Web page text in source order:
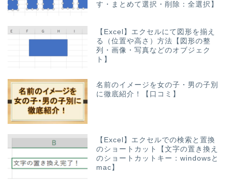
す・まとめて選択・削除：全選択】
【Excel】エクセルにて図形を揃え
る（位置や高さ）方法【図形の整
列・画像・写真などのオブジェク
ト】
名前のイメージを女の子・男の子別
に徹底紹介！【口コミ】
【Excel】エクセルでの検索と置換
のショートカット【文字の置き換え
のショートカットキー：windowsと
mac】